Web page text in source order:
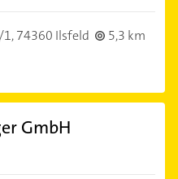
1,74360 Ilsfeld
5,3 km
GmbH